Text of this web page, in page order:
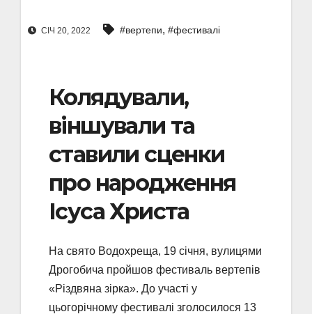
СІЧ 20, 2022 #вертепи, #фестивалі
Колядували,
віншували та
ставили сценки
про народження
Ісуса Христа
На свято Водохреща, 19 січня, вулицями
Дрогобича пройшов фестиваль вертепів
«Різдвяна зірка». До участі у
цьогорічному фестивалі зголосилося 13